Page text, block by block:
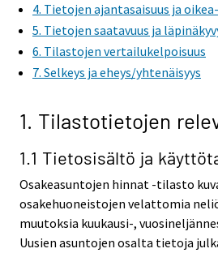
4. Tietojen ajantasaisuus ja
5. Tietojen saatavuus ja
6. Tilastojen vertailukelpoisuus
7. Selkeys ja eheys/yhtenäisyys
1. Tilastotietojen
1.1 Tietosisältö ja
Osakeasuntojen hinnat -tilasto
osakehuoneistojen velattomia
muutoksia kuukausi-,
Uusien asuntojen osalta tietoja